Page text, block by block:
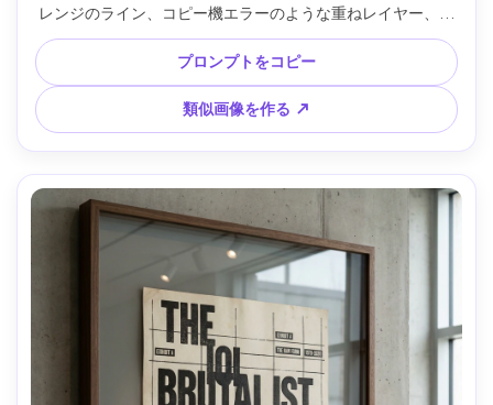
レンジのライン、コピー機エラーのような重ねレイヤー、ク
ラブバーのカウンターで積まれたフライヤー撮影、Nikon
D850、50mm、低光量、フィルム粒状感 --ar 4:5
プロンプトをコピー
類似画像を作る ↗